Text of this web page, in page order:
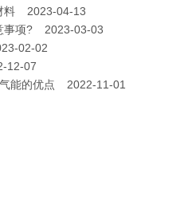
料
2023-04-13
事项?
2023-03-03
02-02
12-07
能的优点 2022-11-01